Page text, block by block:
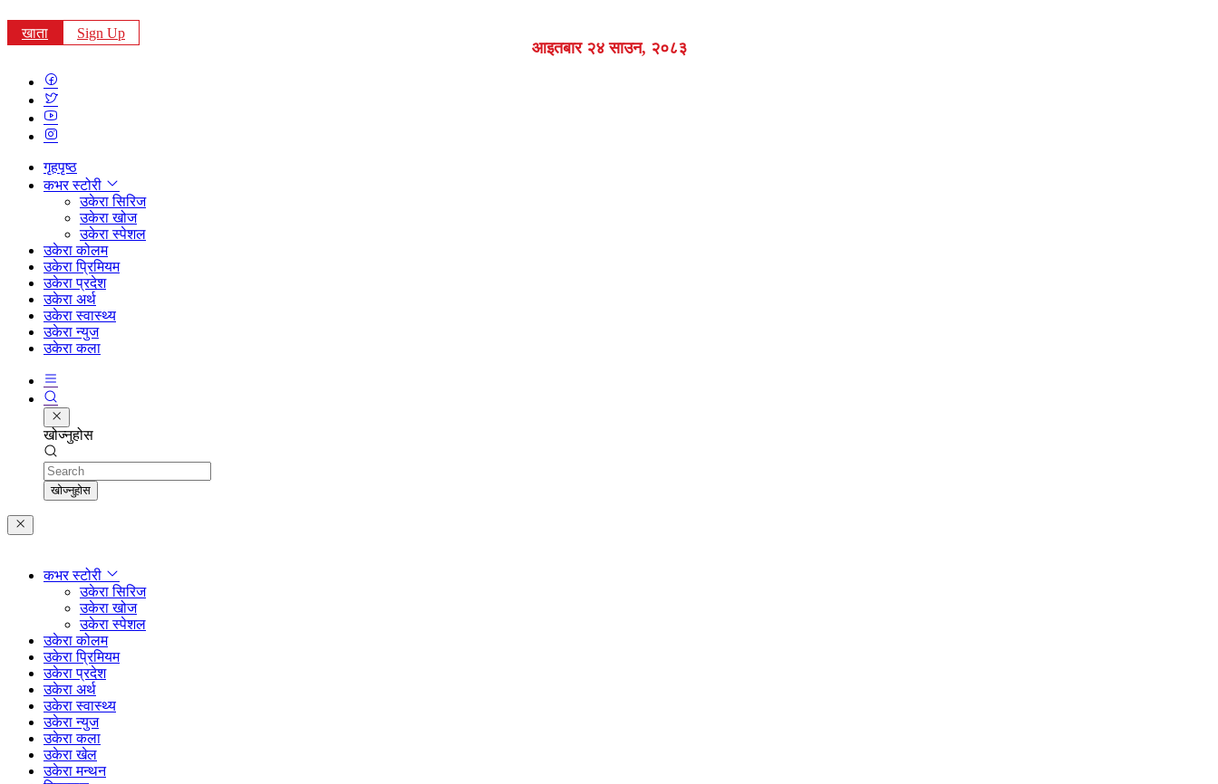
खाता Sign Up
आइतबार २४ साउन, २०८३
गृहपृष्ठ
कभर स्टोरी
उकेरा सिरिज
उकेरा खोज
उकेरा स्पेशल
उकेरा कोलम
उकेरा प्रिमियम
उकेरा प्रदेश
उकेरा अर्थ
उकेरा स्वास्थ्य
उकेरा न्युज
उकेरा कला
खोज्नुहोस
Search
खोज्नुहोस
कभर स्टोरी
उकेरा सिरिज
उकेरा खोज
उकेरा स्पेशल
उकेरा कोलम
उकेरा प्रिमियम
उकेरा प्रदेश
उकेरा अर्थ
उकेरा स्वास्थ्य
उकेरा न्युज
उकेरा कला
उकेरा खेल
उकेरा मन्थन